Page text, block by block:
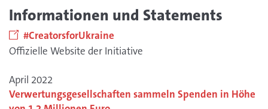
Informationen und Statements
#CreatorsforUkraine
Offizielle Website der Initiative
April 2022
Verwertungsgesellschaften sammeln Spenden in Höhe